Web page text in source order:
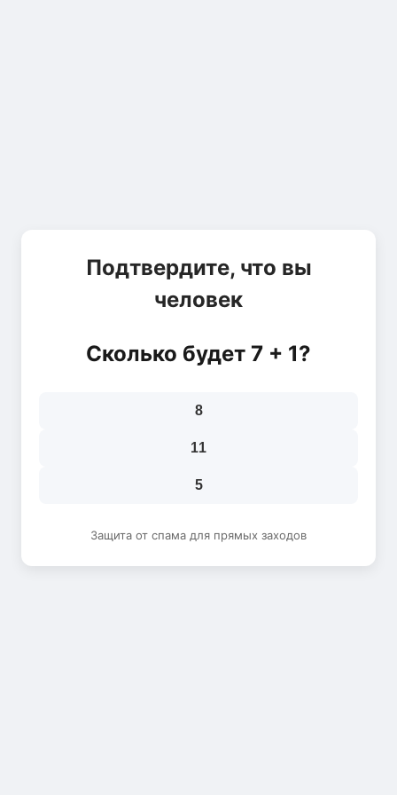
Подтвердите, что вы
человек
Сколько будет 7 + 1?
8
11
5
Защита от спама для прямых заходов